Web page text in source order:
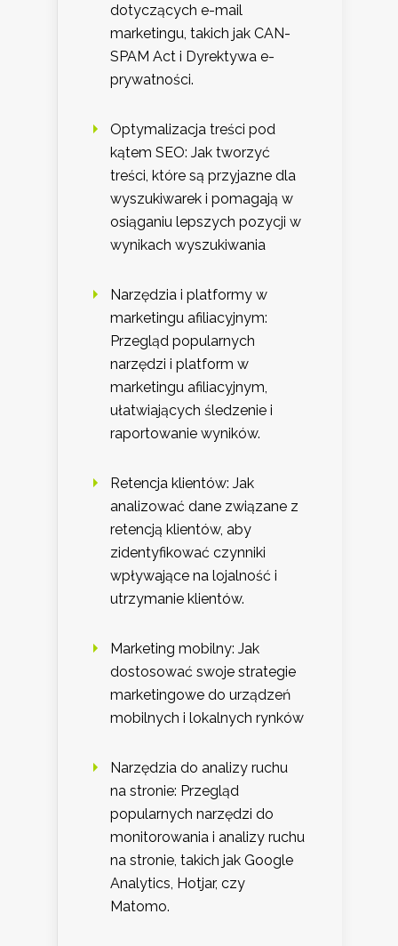
dotyczących e-mail
marketingu, takich jak CAN-
SPAM Act i Dyrektywa e-
prywatności.
Optymalizacja treści pod
kątem SEO: Jak tworzyć
treści, które są przyjazne dla
wyszukiwarek i pomagają w
osiąganiu lepszych pozycji w
wynikach wyszukiwania
Narzędzia i platformy w
marketingu afiliacyjnym:
Przegląd popularnych
narzędzi i platform w
marketingu afiliacyjnym,
ułatwiających śledzenie i
raportowanie wyników.
Retencja klientów: Jak
analizować dane związane z
retencją klientów, aby
zidentyfikować czynniki
wpływające na lojalność i
utrzymanie klientów.
Marketing mobilny: Jak
dostosować swoje strategie
marketingowe do urządzeń
mobilnych i lokalnych rynków
Narzędzia do analizy ruchu
na stronie: Przegląd
popularnych narzędzi do
monitorowania i analizy ruchu
na stronie, takich jak Google
Analytics, Hotjar, czy
Matomo.